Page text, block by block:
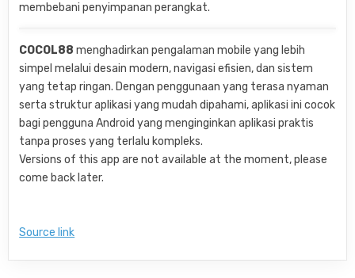
membebani penyimpanan perangkat.
COCOL88 menghadirkan pengalaman mobile yang lebih
simpel melalui desain modern, navigasi efisien, dan sistem
yang tetap ringan. Dengan penggunaan yang terasa nyaman
serta struktur aplikasi yang mudah dipahami, aplikasi ini cocok
bagi pengguna Android yang menginginkan aplikasi praktis
tanpa proses yang terlalu kompleks.
Versions of this app are not available at the moment, please
come back later.
Source link